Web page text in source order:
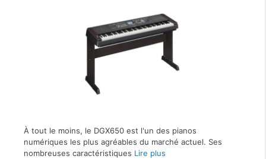
À tout le moins, le DGX650 est l'un des pianos
numériques les plus agréables du marché actuel. Ses
nombreuses caractéristiques Lire plus